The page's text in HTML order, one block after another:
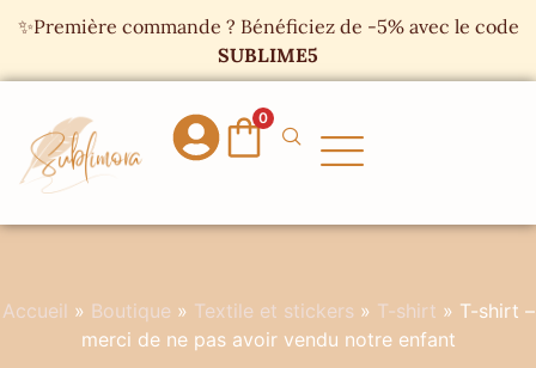
✨Première commande ? Bénéficiez de -5% avec le code
SUBLIME5
0
Accueil » Boutique » Textile et stickers » T-shirt » T-shirt –
merci de ne pas avoir vendu notre enfant
Panneau de gestion des cookies